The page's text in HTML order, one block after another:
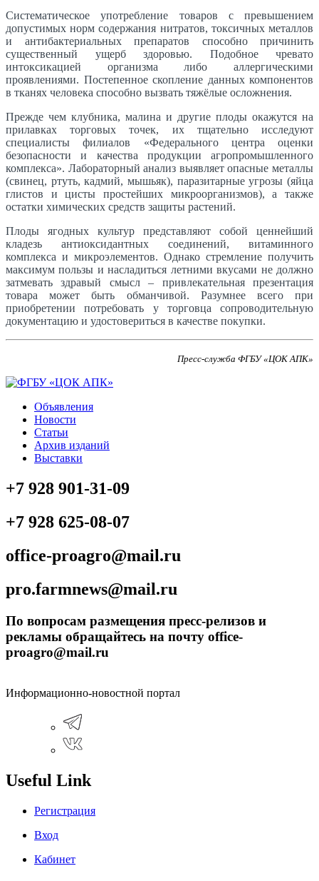
Систематическое употребление товаров с превышением
допустимых норм содержания нитратов, токсичных металлов
и антибактериальных препаратов способно причинить
существенный ущерб здоровью. Подобное чревато
интоксикацией организма либо аллергическими
проявлениями. Постепенное скопление данных компонентов
в тканях человека способно вызвать тяжёлые осложнения.
Прежде чем клубника, малина и другие плоды окажутся на
прилавках торговых точек, их тщательно исследуют
специалисты филиалов «Федерального центра оценки
безопасности и качества продукции агропромышленного
комплекса». Лабораторный анализ выявляет опасные металлы
(свинец, ртуть, кадмий, мышьяк), паразитарные угрозы (яйца
глистов и цисты простейших микроорганизмов), а также
остатки химических средств защиты растений.
Плоды ягодных культур представляют собой ценнейший
кладезь антиоксидантных соединений, витаминного
комплекса и микроэлементов. Однако стремление получить
максимум пользы и насладиться летними вкусами не должно
затмевать здравый смысл – привлекательная презентация
товара может быть обманчивой. Разумнее всего при
приобретении потребовать у торговца сопроводительную
документацию и удостовериться в качестве покупки.
Пресс-служба ФГБУ «ЦОК АПК»
Объявления
Новости
Статьи
Архив изданий
Выставки
+7 928 901-31-09
+7 928 625-08-07
office-proagro@mail.ru
pro.farmnews@mail.ru
По вопросам размещения пресс-релизов и
рекламы обращайтесь на почту office-
proagro@mail.ru
Информационно-новостной портал
Useful Link
Регистрация
Вход
Кабинет